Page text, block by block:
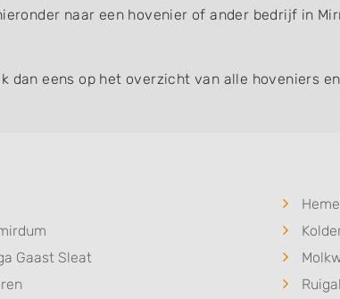
naar een hovenier of ander bedrijf in
dan eens op het overzicht van alle hoveniers
Gaast Sleat